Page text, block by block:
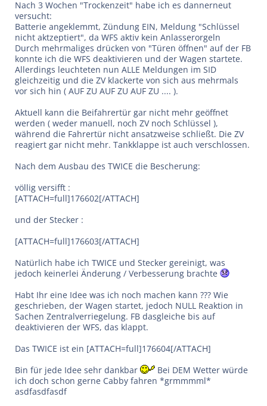
Nach 3 Wochen "Trockenzeit" habe ich es dannerneut
versucht:
Batterie angeklemmt, Zündung EIN, Meldung "Schlüssel
nicht aktzeptiert", da WFS aktiv kein Anlasserorgeln
Durch mehrmaliges drücken von "Türen öffnen" auf der FB
konnte ich die WFS deaktivieren und der Wagen startete.
Allerdings leuchteten nun ALLE Meldungen im SID
gleichzeitig und die ZV klackerte von sich aus mehrmals
vor sich hin ( AUF ZU AUF ZU AUF ZU .... ).
Aktuell kann die Beifahrertür gar nicht mehr geöffnet
werden ( weder manuell, noch ZV noch Schlüssel ),
während die Fahrertür nicht ansatzweise schließt. Die ZV
reagiert gar nicht mehr. Tankklappe ist auch verschlossen.
Nach dem Ausbau des TWICE die Bescherung:
völlig versifft :
[ATTACH=full]176602[/ATTACH]
und der Stecker :
[ATTACH=full]176603[/ATTACH]
Natürlich habe ich TWICE und Stecker gereinigt, was
jedoch keinerlei Änderung / Verbesserung brachte
Habt Ihr eine Idee was ich noch machen kann ??? Wie
geschrieben, der Wagen startet, jedoch NULL Reaktion in
Sachen Zentralverriegelung. FB dasgleiche bis auf
deaktivieren der WFS, das klappt.
Das TWICE ist ein [ATTACH=full]176604[/ATTACH]
Bin für jede Idee sehr dankbar
Bei DEM Wetter würde
ich doch schon gerne Cabby fahren *grmmmml*
asdfasdfasdf